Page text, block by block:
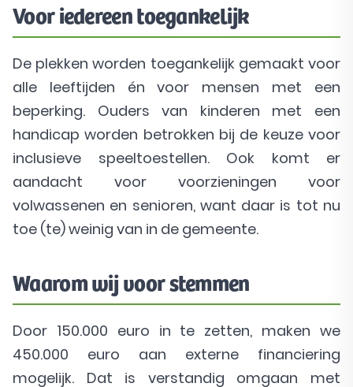
Voor iedereen toegankelijk
De plekken worden toegankelijk gemaakt voor
alle leeftijden én voor mensen met een
beperking. Ouders van kinderen met een
handicap worden betrokken bij de keuze voor
inclusieve speeltoestellen. Ook komt er
aandacht voor voorzieningen voor
volwassenen en senioren, want daar is tot nu
toe (te) weinig van in de gemeente.
Waarom wij voor stemmen
Door 150.000 euro in te zetten, maken we
450.000 euro aan externe financiering
mogelijk. Dat is verstandig omgaan met